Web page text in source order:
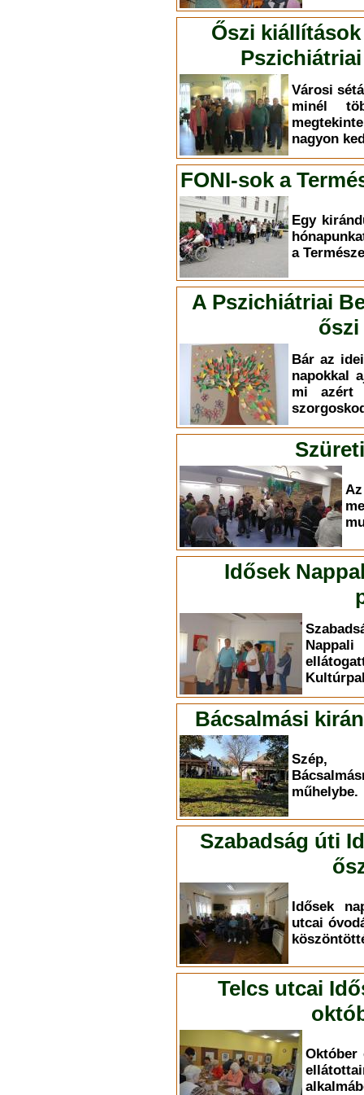
Őszi
Városi
minél
nagyon
FONI-sok a
Egy
a
A Pszichiátriai
Bár az
napokkal
mi
Idősek
Bácsalmási
Szép,
műhelybe.
Szabadság úti
Idősek
utcai
Telcs utcai
Október